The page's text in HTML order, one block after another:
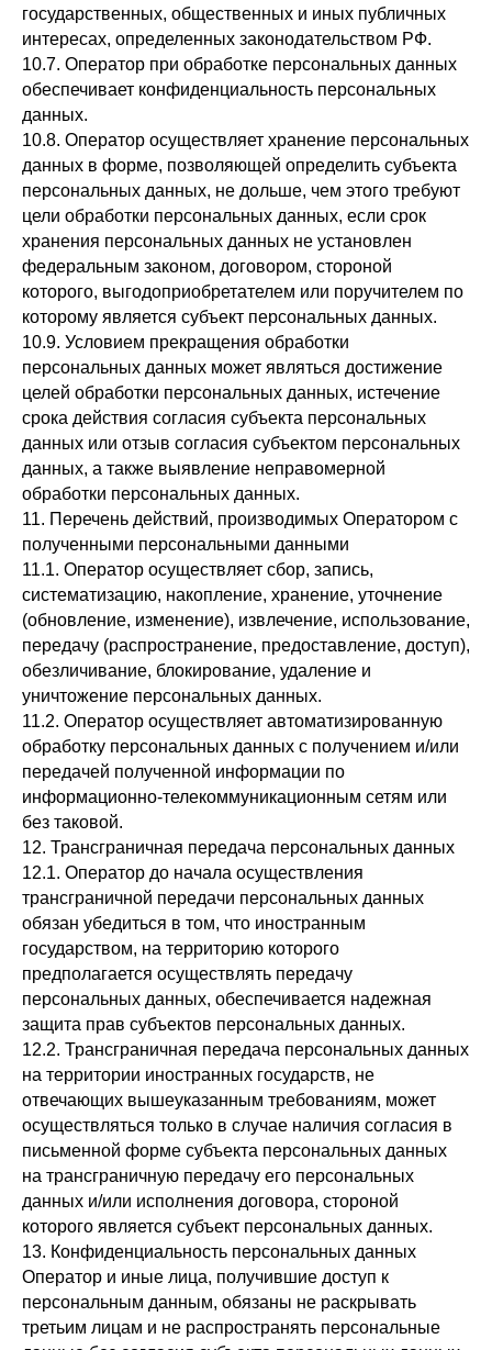
государственных, общественных и иных публичных
интересах, определенных законодательством РФ.
10.7. Оператор при обработке персональных данных
обеспечивает конфиденциальность персональных
данных.
10.8. Оператор осуществляет хранение персональных
данных в форме, позволяющей определить субъекта
персональных данных, не дольше, чем этого требуют
цели обработки персональных данных, если срок
хранения персональных данных не установлен
федеральным законом, договором, стороной
которого, выгодоприобретателем или поручителем по
которому является субъект персональных данных.
10.9. Условием прекращения обработки
персональных данных может являться достижение
целей обработки персональных данных, истечение
срока действия согласия субъекта персональных
данных или отзыв согласия субъектом персональных
данных, а также выявление неправомерной
обработки персональных данных.
11. Перечень действий, производимых Оператором с
полученными персональными данными
11.1. Оператор осуществляет сбор, запись,
систематизацию, накопление, хранение, уточнение
(обновление, изменение), извлечение, использование,
передачу (распространение, предоставление, доступ),
обезличивание, блокирование, удаление и
уничтожение персональных данных.
11.2. Оператор осуществляет автоматизированную
обработку персональных данных с получением и/или
передачей полученной информации по
информационно-телекоммуникационным сетям или
без таковой.
12. Трансграничная передача персональных данных
12.1. Оператор до начала осуществления
трансграничной передачи персональных данных
обязан убедиться в том, что иностранным
государством, на территорию которого
предполагается осуществлять передачу
персональных данных, обеспечивается надежная
защита прав субъектов персональных данных.
12.2. Трансграничная передача персональных данных
на территории иностранных государств, не
отвечающих вышеуказанным требованиям, может
осуществляться только в случае наличия согласия в
письменной форме субъекта персональных данных
на трансграничную передачу его персональных
данных и/или исполнения договора, стороной
которого является субъект персональных данных.
13. Конфиденциальность персональных данных
Оператор и иные лица, получившие доступ к
персональным данным, обязаны не раскрывать
третьим лицам и не распространять персональные